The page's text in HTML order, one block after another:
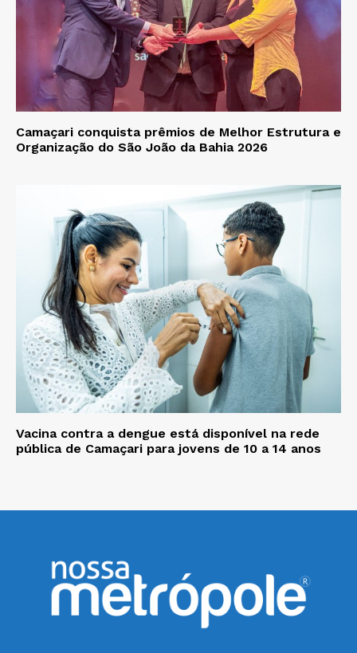
Camaçari conquista prêmios de Melhor Estrutura e
Organização do São João da Bahia 2026
Vacina contra a dengue está disponível na rede
pública de Camaçari para jovens de 10 a 14 anos